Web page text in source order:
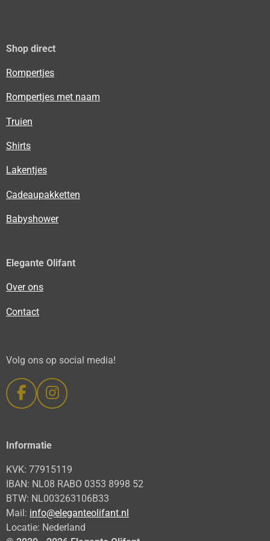
Shop direct
Rompertjes
Rompertjes met naam
Truien
Shirts
Lakentjes
Cadeaupakketten
Babyshower
Elegante Olifant
Over ons
Contact
Volg ons op social media!
F
e
o
o
k
I
t
g
r
a
m
Informatie
KVK: 77915119
IBAN: NL08 RABO 0353 8998 52
BTW: NL003263106B33
Mail: info@eleganteolifant.nl
Locatie: Nederland